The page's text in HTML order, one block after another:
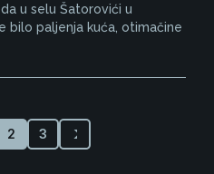
u selu Šatorovići u
bilo paljenja kuća, otimačine
2 3